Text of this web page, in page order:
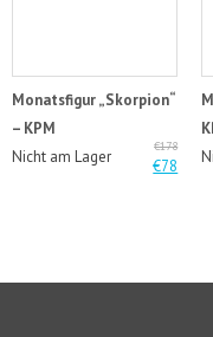
Monatsfigur „Skorpion“
– KPM
€178
€78
Nicht am Lager